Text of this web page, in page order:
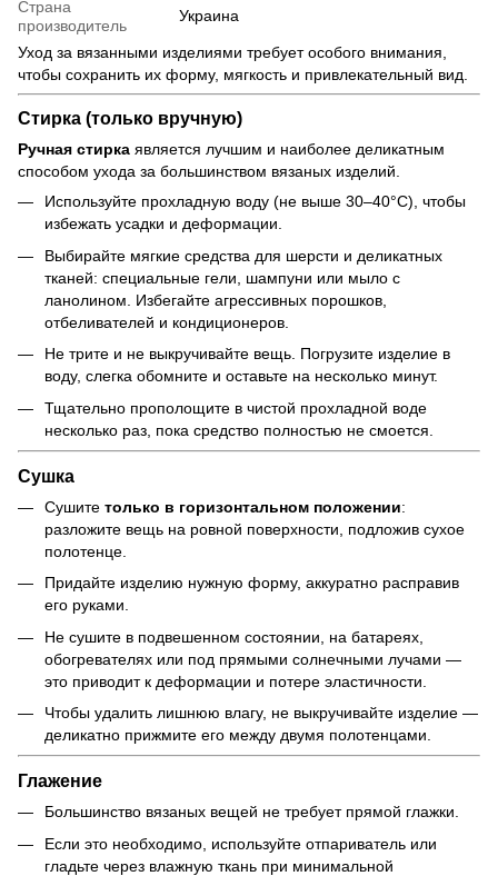
Страна
производитель
Украина
Уход за вязанными изделиями требует особого внимания,
чтобы сохранить их форму, мягкость и привлекательный вид.
Стирка (только вручную)
Ручная стирка является лучшим и наиболее деликатным
способом ухода за большинством вязаных изделий.
Используйте прохладную воду (не выше 30–40°C), чтобы
избежать усадки и деформации.
Выбирайте мягкие средства для шерсти и деликатных
тканей: специальные гели, шампуни или мыло с
ланолином. Избегайте агрессивных порошков,
отбеливателей и кондиционеров.
Не трите и не выкручивайте вещь. Погрузите изделие в
воду, слегка обомните и оставьте на несколько минут.
Тщательно прополощите в чистой прохладной воде
несколько раз, пока средство полностью не смоется.
Сушка
Сушите только в горизонтальном положении:
разложите вещь на ровной поверхности, подложив сухое
полотенце.
Придайте изделию нужную форму, аккуратно расправив
его руками.
Не сушите в подвешенном состоянии, на батареях,
обогревателях или под прямыми солнечными лучами —
это приводит к деформации и потере эластичности.
Чтобы удалить лишнюю влагу, не выкручивайте изделие —
деликатно прижмите его между двумя полотенцами.
Глажение
Большинство вязаных вещей не требует прямой глажки.
Если это необходимо, используйте отпариватель или
гладьте через влажную ткань при минимальной